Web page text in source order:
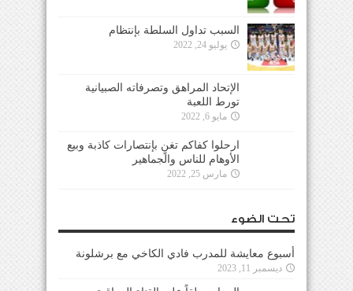
السبب تداول السلطة بإنتظام
يوليو 24, 2022
الإتحاد المراهق وتصرفاته الصبيانية
تورط اللعبة
مايو 6, 2022
ارحلوا كفاكم تغنٍ بإنتصارات كاذبة وبيع
الأوهام للناس والجماهير
مارس 25, 2022
تحت الضوء
أسبوع معايشة للمدرب فادي الكاخي مع برشلونة
ديسمبر 11, 2023